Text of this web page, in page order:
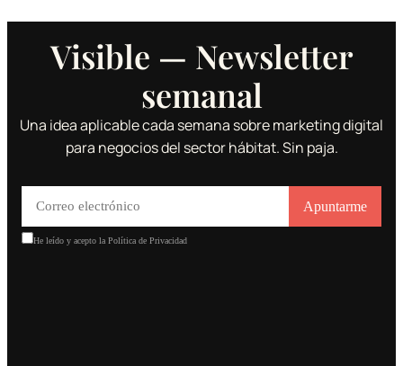
Visible — Newsletter
semanal
Una idea aplicable cada semana sobre marketing digital
para negocios del sector hábitat. Sin paja.